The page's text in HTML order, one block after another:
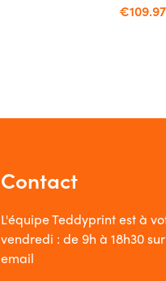
€109.97
Contact
L'équipe Teddyprint est à
vendredi : de 9h à 18h30
email